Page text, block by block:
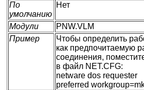
По
умолчанию
Нет
Модули
PNW.VLM
Пример
Чтобы определить
как предпочитаемую
соединения,
в файл NET.CFG:
netware dos requester
preferred